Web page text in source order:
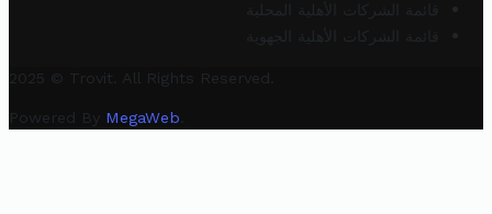
قائمة الشركات الأهلية المحلية
قائمة الشركات الأهلية الجهوية
2025 © Trovit. All Rights Reserved.
Powered By MegaWeb